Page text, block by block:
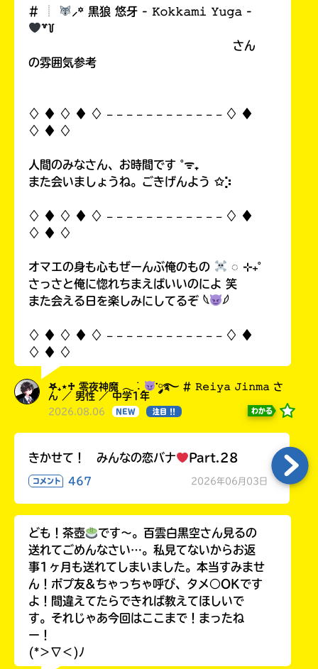
# ︎┊︎
⸝꙳ 黒狼 悠牙 - 𝙺𝚘𝚔𝚔𝚊𝚖𝚒 𝚈𝚞𝚐𝚊 -
꒷꒦
さん
の雰囲気参考
♢ ♦︎ ♢ ♦︎ ♢ 𓐄 𓐄 𓐄 𓐄 𓐄 𓐄 𓐄 𓐄 𓐄 𓐄 𓐄 𓐄 ♢ ♦︎
♢ ♦︎ ♢
人間のみなさん、お時間です ˚ᯤ₊
また会いましょうね。ごきげんよう ✩⡱
♢ ♦︎ ♢ ♦︎ ♢ 𓐄 𓐄 𓐄 𓐄 𓐄 𓐄 𓐄 𓐄 𓐄 𓐄 𓐄 𓐄 ♢ ♦︎
♢ ♦︎ ♢
オマエの身も心もぜーんぶ俺のもの
◌ ⊹₊˚
さっさと俺に惚れちまえばいいのによ 笑
また会える日を楽しみにしてるぞ 𓆩
𓆪
♢ ♦︎ ♢ ♦︎ ♢ 𓐄 𓐄 𓐄 𓐄 𓐄 𓐄 𓐄 𓐄 𓐄 𓐄 𓐄 𓐄 ♢ ♦︎
♢ ♦︎ ♢
𖤐₊⋆♱ 零夜神魔 𓂃 ࣪˖ ִֶָ
་༘࿐ # 𝚁𝚎𝚒𝚢𝚊 𝙹𝚒𝚗𝚖𝚊 さ
ん ／ 男性 ／ 中学1年
2026.08.06 NEW 注目 !! わかる
きかせて！ みんなの恋バナ Part.28
コメント 467 2026年06月03日
ども！茶壺
です～。百雲白黒空さん見るの
送れてごめんなさい…。私見てないからお返
事1ヶ月も送れてしまいました。本当すみませ
ん！ポプ友&ちゃっちゃ呼び、タメ○OKです
よ！間違えてたらできれば教えてほしいで
す。それじゃあ今回はここまで！まったね
ー！
(*＞∇＜)ﾉ